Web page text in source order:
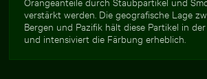
verstärkt werden. Die geografische Lage
Bergen und Pazifik hält diese Partikel in
und intensiviert die Färbung erheblich.